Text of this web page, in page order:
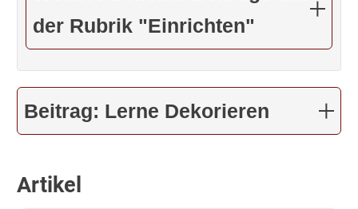
der Rubrik "Einrichten"
Beitrag: Lerne Dekorieren
Artikel